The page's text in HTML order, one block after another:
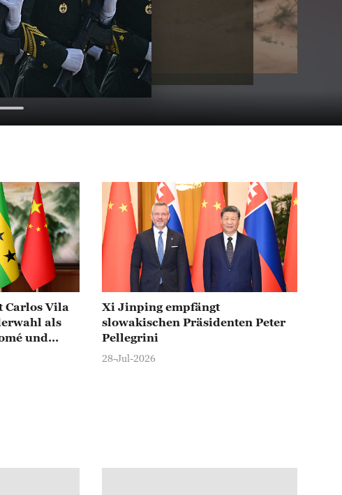
Vila
als
und
Xi Jinping empfängt
slowakischen Präsidenten Peter
Pellegrini
28-Jul-2026